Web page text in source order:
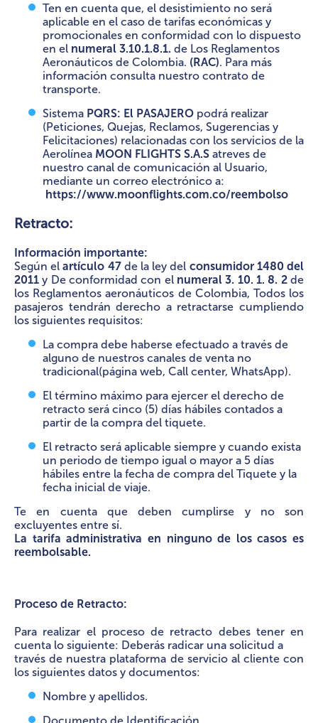
Ten en cuenta que, el desistimiento no será
aplicable en el caso de tarifas económicas y
promocionales en conformidad con lo dispuesto
en el numeral 3.10.1.8.1. de Los Reglamentos
Aeronáuticos de Colombia. (RAC). Para más
información consulta nuestro contrato de
transporte.
Sistema PQRS: El PASAJERO podrá realizar
(Peticiones, Quejas, Reclamos, Sugerencias y
Felicitaciones) relacionadas con los servicios de la
Aerolínea MOON FLIGHTS S.A.S atreves de
nuestro canal de comunicación al Usuario,
mediante un correo electrónico a:
https://www.moonflights.com.co/reembolso
Retracto:
Información importante:
Según elartículo 47 de la ley del consumidor 1480 del
2011 y De conformidad con el numeral 3. 10. 1. 8. 2de
los Reglamentos aeronáuticos de Colombia, Todos los
pasajeros tendrán derecho a retractarse cumpliendo
los siguientes requisitos:
La compra debe haberse efectuado a través de
alguno de nuestros canales de venta no
tradicional(página web, Call center, WhatsApp).
El término máximo para ejercer el derecho de
retracto será cinco (5) días hábiles contados a
partir de la compra del tiquete.
El retracto será aplicable siempre y cuando exista
un periodo de tiempo igual o mayor a 5 días
hábiles entre la fecha de compra del Tiquete y la
fecha inicial de viaje.
Te en cuenta que deben cumplirse y no son
excluyentes entre sí.
La tarifa administrativa en ninguno de los casos es
reembolsable.
Proceso de Retracto:
Para realizar el proceso de retracto debes tener en
cuenta lo siguiente: Deberás radicar una solicitud a
través de nuestra plataforma de servicio al cliente con
los siguientes datos y documentos:
Nombre y apellidos.